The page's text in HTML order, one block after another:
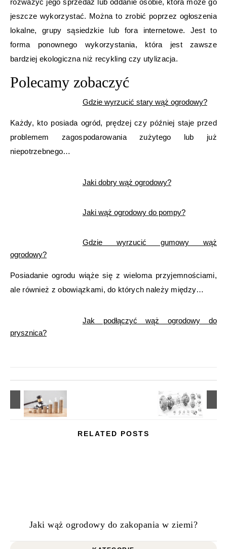
rozważyć jego sprzedaż lub oddanie osobie, która może go
jeszcze wykorzystać. Można to zrobić poprzez ogłoszenia
lokalne, grupy sąsiedzkie lub fora internetowe. Jest to
forma ponownego wykorzystania, która jest zawsze
bardziej ekologiczna niż recykling czy utylizacja.
Polecamy zobaczyć
Gdzie wyrzucić stary wąż ogrodowy?
Każdy, kto posiada ogród, prędzej czy później staje przed
problemem zagospodarowania zużytego lub już
niepotrzebnego…
Jaki dobry wąż ogrodowy?
Jaki wąż ogrodowy do pompy?
Gdzie wyrzucić gumowy wąż
ogrodowy?
Posiadanie ogrodu wiąże się z wieloma przyjemnościami,
ale również z obowiązkami, do których należy między…
Jak podłączyć wąż ogrodowy do
prysznica?
RELATED POSTS
Jaki wąż ogrodowy do zakopania w ziemi?